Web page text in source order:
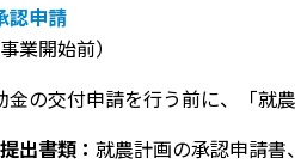
認申請
業開始前）
金の交付申請を行う前に、「就
提出書類： 就農計画の承認申請